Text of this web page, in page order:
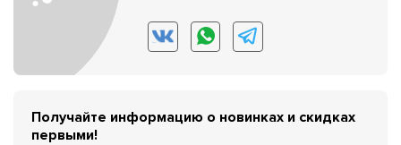
Получайте информацию о новинках и скидках
первыми!